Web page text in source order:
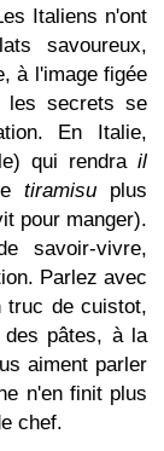
Italiens n'ont
savoureux,
à l'image figée
les secrets se
En Italie,
qui rendra il
tiramisu
plus
pour manger).
savoir-vivre,
Parlez avec
truc de cuistot,
pâtes, à la
aiment parler
n'en finit plus
chef.